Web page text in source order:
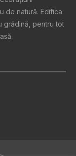
de natură. Edifica
grădină, pentru tot